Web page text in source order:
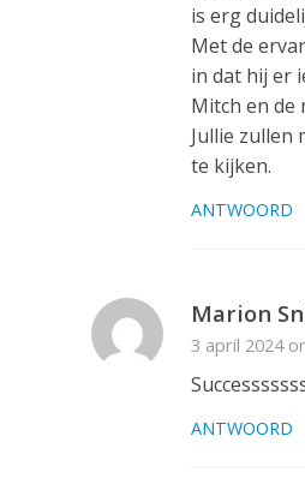
is erg
Met de
in dat hij er
Mitch en de
Jullie zullen
te kijken.
ANTWOORD
Marion
3 april 2024
ANTWOORD